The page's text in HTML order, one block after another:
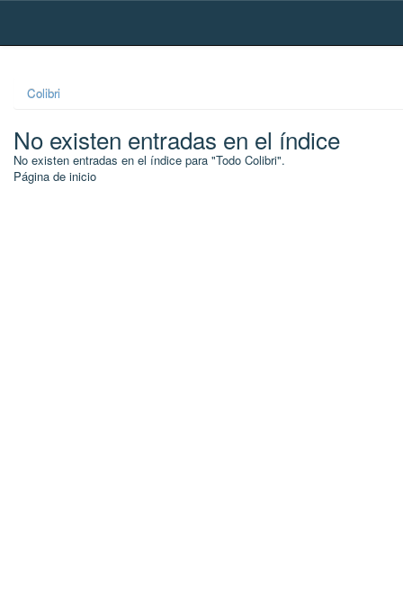
Skip
Colibri
No existen entradas en el índice
No existen entradas en el índice para "Todo Colibri".
Página de inicio